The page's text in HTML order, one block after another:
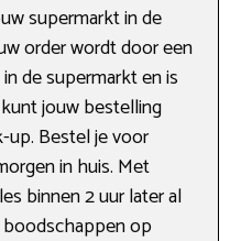
supermarkt in de
order wordt door een
de supermarkt en is
jouw bestelling
up. Bestel je voor
in huis. Met
binnen 2 uur later al
op